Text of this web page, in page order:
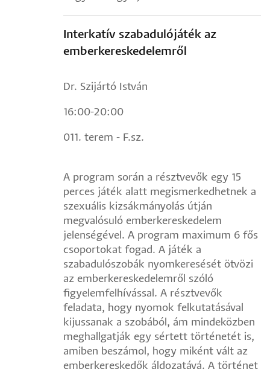
Interkatív szabadulójáték az
emberkereskedelemről
Dr. Szijártó István
16:00-20:00
011. terem - F.sz.
A program során a résztvevők egy 15
perces játék alatt megismerkedhetnek a
szexuális kizsákmányolás útján
megvalósuló emberkereskedelem
jelenségével. A program maximum 6 fős
csoportokat fogad. A játék a
szabadulószobák nyomkeresését ötvözi
az emberkereskedelemről szóló
figyelemfelhívással. A résztvevők
feladata, hogy nyomok felkutatásával
kijussanak a szobából, ám mindeközben
meghallgatják egy sértett történetét is,
amiben beszámol, hogy miként vált az
emberkereskedők áldozatává. A történet